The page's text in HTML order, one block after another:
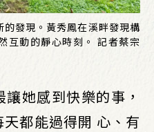
發現。黃秀鳳在溪畔發現構
互動的靜心時刻。 記者蔡宗
她感到快樂的事，
天都能過得開 心、有